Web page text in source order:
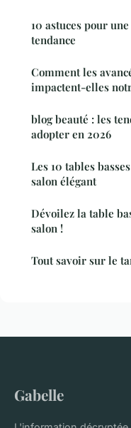
10 astuces pour
tendance
Comment les
impactent-elles
blog beauté : les
adopter en 2026
Les 10 tables
salon élégant
Dévoilez la table
salon !
Tout savoir sur le
Gabelle